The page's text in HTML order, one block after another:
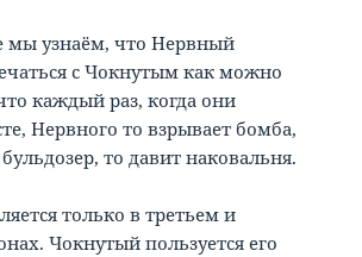
мы узнаём, что Нервный
с Чокнутым как можно
каждый раз, когда они
Нервного то взрывает бомба,
то давит наковальня.
только в третьем и
Чокнутый пользуется его